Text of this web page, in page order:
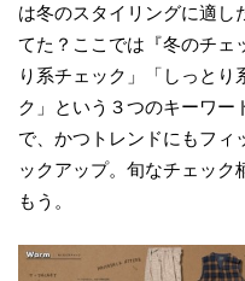
は冬のスタイリングに適し
てた？ここでは『冬のチェ
り系チェック」「しっとり
ク」という３つのキーワー
で、かつトレンドにもフィ
ックアップ。旬なチェック
もう。